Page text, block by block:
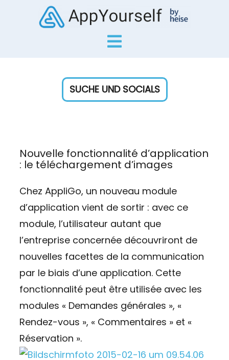
Nouvelle fonctionnalité d’application
: le téléchargement d’images
Chez AppliGo, un nouveau module
d’application vient de sortir : avec ce
module, l’utilisateur autant que
l’entreprise concernée découvriront de
nouvelles facettes de la communication
par le biais d’une application. Cette
fonctionnalité peut être utilisée avec les
modules « Demandes générales », «
Rendez-vous », « Commentaires » et «
Réservation ».
SUCHE UND SOCIALS